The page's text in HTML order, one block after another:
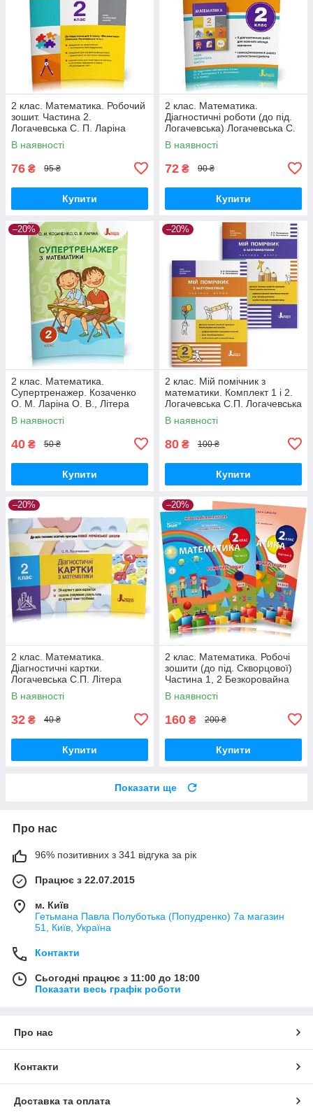
2 клас. Математика. Робочий
зошит. Частина 2.
Логачевська С. П. Ларіна
О.В., Літера
В наявності
76 ₴ 95 ₴
Купити
2 клас. Математика.
Діагностичні роботи (до під.
Логачевська) Логачевська С.
П. Літера
В наявності
72 ₴ 90 ₴
Купити
–20%
2 клас. Математика.
Супертренажер. Козаченко
О. М. Ларіна О. В., Літера
В наявності
40 ₴ 50 ₴
Купити
–20%
2 клас. Мій помічник з
математики. Комплект 1 і 2.
Логачевська С.П. Логачевська
Т.А. Літера
В наявності
80 ₴ 100 ₴
Купити
–20%
2 клас. Математика.
Діагностичні картки.
Логачевська С.П. Літера
В наявності
32 ₴ 40 ₴
Купити
–20%
2 клас. Математика. Робочі
зошити (до під. Скворцової)
Частина 1, 2 Безкоровайна
О.В. Сиция
В наявності
160 ₴ 200 ₴
Купити
Показати ще
Про нас
96% позитивних з 341 відгука за рік
Працює з 22.07.2015
м. Київ
Гетьмана Павла Полуботька (Попудренко) 7а магазин
51, Київ, Україна
Контакти
Сьогодні працює з 11:00 до 18:00
Показати весь графік роботи
Про нас
Контакти
Доставка та оплата